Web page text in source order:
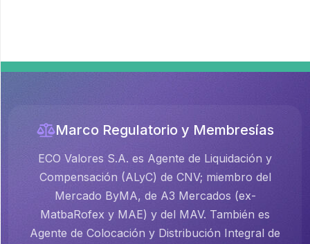
Marco Regulatorio y Membresías
ECO Valores S.A. es Agente de Liquidación y
Compensación (ALyC) de CNV; miembro del
Mercado ByMA, de A3 Mercados (ex-
MatbaRofex y MAE) y del MAV. También es
Agente de Colocación y Distribución Integral de